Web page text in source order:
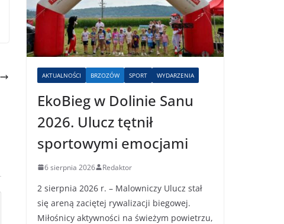
AKTUALNOŚCI BRZOZÓW SPORT WYDARZENIA
EkoBieg w Dolinie Sanu
2026. Ulucz tętnił
sportowymi emocjami
6 sierpnia 2026 Redaktor
2 sierpnia 2026 r. – Malowniczy Ulucz stał
się areną zaciętej rywalizacji biegowej.
Miłośnicy aktywności na świeżym powietrzu,